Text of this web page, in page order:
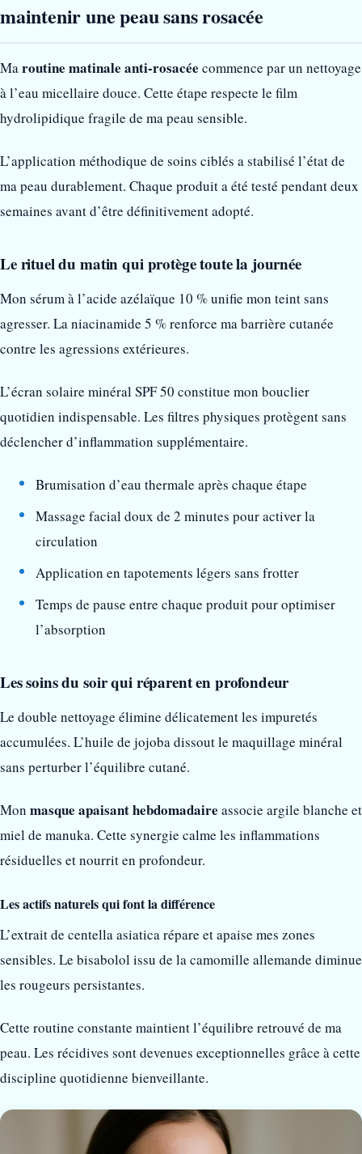
maintenir une peau sans rosacée
Ma routine matinale anti-rosacée commence par un nettoyage
à l’eau micellaire douce. Cette étape respecte le film
hydrolipidique fragile de ma peau sensible.
L’application méthodique de soins ciblés a stabilisé l’état de
ma peau durablement. Chaque produit a été testé pendant deux
semaines avant d’être définitivement adopté.
Le rituel du matin qui protège toute la journée
Mon sérum à l’acide azélaïque 10 % unifie mon teint sans
agresser. La niacinamide 5 % renforce ma barrière cutanée
contre les agressions extérieures.
L’écran solaire minéral SPF 50 constitue mon bouclier
quotidien indispensable. Les filtres physiques protègent sans
déclencher d’inflammation supplémentaire.
Brumisation d’eau thermale après chaque étape
Massage facial doux de 2 minutes pour activer la
circulation
Application en tapotements légers sans frotter
Temps de pause entre chaque produit pour optimiser
l’absorption
Les soins du soir qui réparent en profondeur
Le double nettoyage élimine délicatement les impuretés
accumulées. L’huile de jojoba dissout le maquillage minéral
sans perturber l’équilibre cutané.
Mon masque apaisant hebdomadaire associe argile blanche et
miel de manuka. Cette synergie calme les inflammations
résiduelles et nourrit en profondeur.
Les actifs naturels qui font la différence
L’extrait de centella asiatica répare et apaise mes zones
sensibles. Le bisabolol issu de la camomille allemande diminue
les rougeurs persistantes.
Cette routine constante maintient l’équilibre retrouvé de ma
peau. Les récidives sont devenues exceptionnelles grâce à cette
discipline quotidienne bienveillante.